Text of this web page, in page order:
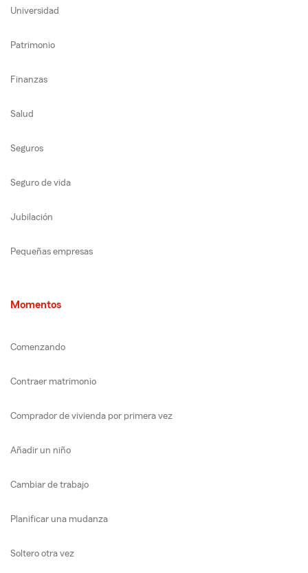
Universidad
Patrimonio
Finanzas
Salud
Seguros
Seguro de vida
Jubilación
Pequeñas empresas
Momentos
Comenzando
Contraer matrimonio
Comprador de vivienda por primera vez
Añadir un niño
Cambiar de trabajo
Planificar una mudanza
Soltero otra vez